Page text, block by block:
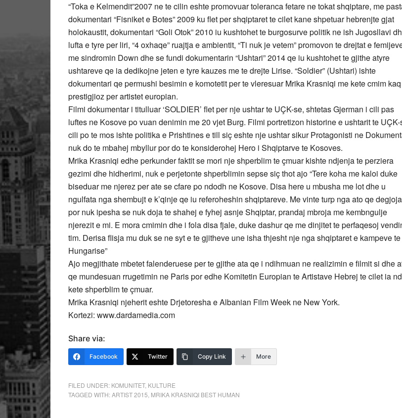
“Toka e Kelmendit”2007 ne te cilin eshte promovuar toleranca fetare ne tokat shqiptare, me
dokumentari “Fisniket e Botes” 2009 ku flet per shqiptaret te cilet kane shpetuar hebrenjte gjat
holokaustit, dokumentari “Goli Otok” 2010 iu kushtohet te burgosurve politik ne ish Jugosllavi
lufta e tyre per liri, “4 oxhaqe” ruajtja e ambientit, “Ti nuk je vetem” promovon te drejtat e
me sindromin Down dhe se fundi dokumentarin “Ushtari” 2014 qe iu kushtohet te gjithe atyre
ushtareve qe ia dedikojne jeten e tyre kauzes me te drejte Lirise. “Soldier” (Ushtari) ishte
dokumentari qe permushi besimin e komotetit per te vleresuar Mrika Krasniqi me kete cmim kaq
prestigjioz per artistet europian.
Filmi dokumentar i titulluar ‘SOLDIER’ flet per nje ushtar te UÇK-se, shtetas Gjerman i cili pas
luftes ne Kosove po vuan denimin me 20 vjet Burg. Filmi portretizon historine e ushtarit te UÇK-
cili po te mos ishte politika e Prishtines e till siç eshte nje ushtar sikur Protagonisti ne
nuk do te mbahej mbyllur por do te konsiderohej Hero i Shqiptarve te Kosoves.
Mrika Krasniqi edhe perkunder faktit se mori nje shperblim te çmuar kishte ndjenja te perziera
gezimi dhe hidherimi, nuk e perjetonte shperblimin sepse siç thot ajo “Tere koha me kaloi duke
biseduar me njerez per ate se cfare po ndodh ne Kosove. Disa here u mbusha me lot dhe u
ngulfata nga shembujt e k’qinje qe iu referoheshin shqiptareve. Me vinte turp nga ato qe degjoja
por nuk ipesha se nuk doja te shahej e fyhej asnje Shqiptar, prandaj mbroja me kembngulje
njerezit e mi. E mora cmimin dhe i fola disa fjale, duke dashur qe me dinjitet te perfaqesoj
tim. Derisa flisja mu duk se ne syt e te gjitheve une isha thjesht nje nga shqiptaret e kampeve te
Hungarise”
Ajo megjithate mbetet falenderuese per te gjithe ata qe i ndihmuan ne realizimin e filmit si dhe
qe mundesuan rrugetimin ne Paris por edhe Komitetin Europian te Artistave Hebrej te cilet ia
kete shperblim te çmuar.
Mrika Krasniqi njeherit eshte Drjetoresha e Albanian Film Week ne New York.
Kortezi: www.dardamedia.com
Share via:
Facebook Twitter Copy Link More
FILED UNDER: KOMUNITET, KULTURE
TAGGED WITH:ARTIST 2015 MRIKA KRASNIQI BEST HUMAN